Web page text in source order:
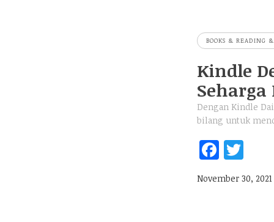
BOOKS & READING
Kindle
Seharga
Dengan Kindle
bilang untuk
Fa
ce
b
w
itt
November 30, 2021